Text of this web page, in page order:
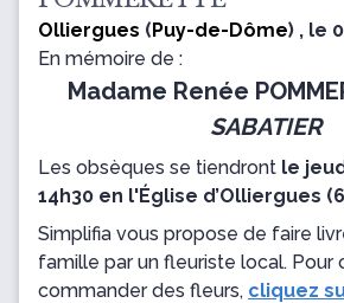
Olliergues (Puy-de-Dôme) , le
En mémoire de :
Madame Renée
SABATIER
Les obsèques se tiendront le
14h30 en l'Église d’Olliergues
Simplifia vous propose de faire
famille par un fleuriste local. Pour
commander des fleurs, cliquez